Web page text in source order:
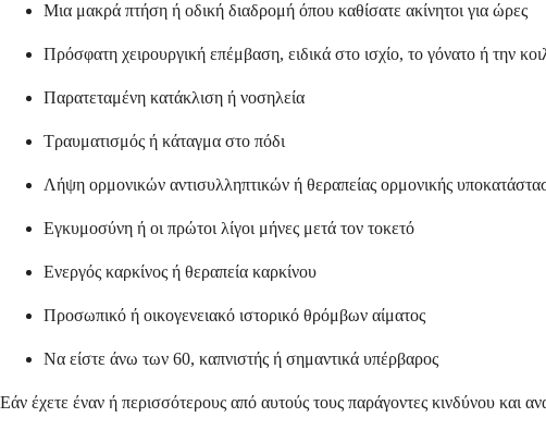
Μια μακρά πτήση ή οδική διαδρομή όπου καθίσατε ακίνητοι για ώρες
Πρόσφατη χειρουργική επέμβαση, ειδικά στο ισχίο, το γόνατο ή την
Παρατεταμένη κατάκλιση ή νοσηλεία
Τραυματισμός ή κάταγμα στο πόδι
Λήψη ορμονικών αντισυλληπτικών ή θεραπείας ορμονικής
Εγκυμοσύνη ή οι πρώτοι λίγοι μήνες μετά τον τοκετό
Ενεργός καρκίνος ή θεραπεία καρκίνου
Προσωπικό ή οικογενειακό ιστορικό θρόμβων αίματος
Να είστε άνω των 60, καπνιστής ή σημαντικά υπέρβαρος
Εάν έχετε έναν ή περισσότερους από αυτούς τους παράγοντες κινδύνου και